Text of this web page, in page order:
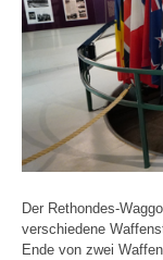
Der Rethondes-
verschiedene
Ende von zwei